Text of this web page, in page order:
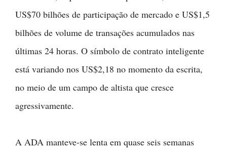
US$70 bilhões de participação de mercado e US$1,5
bilhões de volume de transações acumulados nas
últimas 24 horas. O símbolo de contrato inteligente
está variando nos US$2,18 no momento da escrita,
no meio de um campo de altista que cresce
agressivamente.
A ADA manteve-se lenta em quase seis semanas